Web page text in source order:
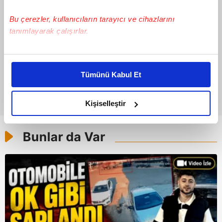
Bu çerezler, kullanıcıların tarayıcı ve cihazlarını
tanımlayarak çalışırlar.
Bu çerezlere izin vermeniz halinde sizlere özel
daha iyi reklam deneyimi yaşatabiliriz. Bunu yaparken
amacımızın size daha iyi bir reklam deneyimi sunmak
olduğunu ve sizlere en iyi içerikleri sunabilmek adına
elimizden gelen çabayı gösterdiğimizi ve bu noktada,
reklamların maliyetlerimizi karşılamak noktasında tek gelir
kalemimiz olduğunu sizlere hatırlatmak isteriz.
Her halükârda, kullanıcılar, bu çerezlere izin vermedikleri
takdirde, kullanıcılara hedefli reklamlar
gösterilmeyecektir."
Sizlere daha iyi bir hizmet sunabilmek için İnternet
Tümünü Kabul Et
Kişiselleştir
Bunlar da Var